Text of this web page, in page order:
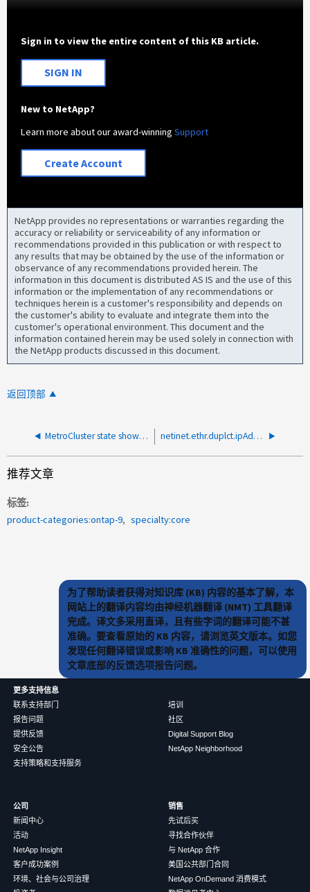
Sign in to view the entire content of this KB article.
SIGN IN
New to NetApp?
Learn more about our award-winningSupport
Create Account
NetApp provides no representations or warranties regarding the
accuracy or reliability or serviceability of any information or
recommendations provided in this publication or with respect to
any results that may be obtained by the use of the information or
observance of any recommendations provided herein. The
information in this document is distributed AS IS and the use of this
information or the implementation of any recommendations or
techniques herein is a customer's responsibility and depends on
the customer's ability to evaluate and integrate them into the
customer's operational environment. This document and the
information contained herein may be used solely in connection with
the NetApp products discussed in this document.
返回顶部
MetroCluster state show configure-error netinet.ethr.duplct.ipAdrr: IP 地址重复
推荐文章
标签
product-categories:ontap-9
specialty:core
为了帮助读者获得对知识库 (KB) 内容的基本了解，本
网站上的翻译内容均由神经机器翻译 (NMT) 工具翻译
完成。译文多采用直译，且有些字词的翻译可能不甚
准确。要查看原始的 KB 内容，请浏览英文版本。如您
发现任何翻译错误或影响 KB 准确性的问题，可以使用
文章底部的反馈选项报告问题。
更多支持信息
联系支持部门
报告问题
提供反馈
安全公告
支持策略和支持服务
培训
社区
Digital Support Blog
NetApp Neighborhood
公司
新闻中心
活动
NetApp Insight
客户成功案例
环境、社会与公司治理
销售
先试后买
寻找合作伙伴
与 NetApp 合作
美国公共部门合同
NetApp OnDemand 消费模式